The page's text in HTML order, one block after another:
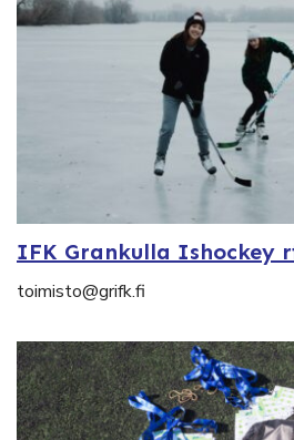
IFK Grankulla Ishockey
toimisto@grifk.fi